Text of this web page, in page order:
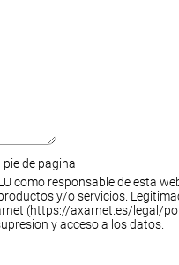
de pagina
como responsable de esta
y/o servicios.
(https://axarnet.es/legal/
y acceso a los datos.